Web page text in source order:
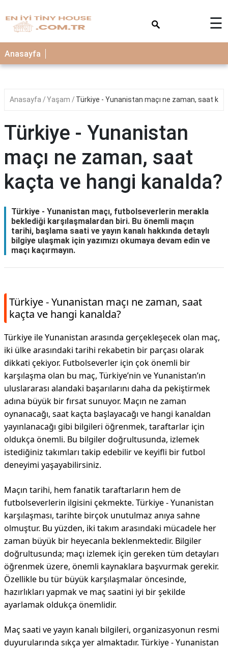
☰
Anasayfa
Anasayfa Yaşam Türkiye - Yunanistan maçı ne zaman, saat
Türkiye - Yunanistan
maçı ne zaman, saat
kaçta ve hangi kanalda?
Türkiye - Yunanistan maçı, futbolseverlerin merakla
beklediği karşılaşmalardan biri. Bu önemli maçın
tarihi, başlama saati ve yayın kanalı hakkında detaylı
bilgiye ulaşmak için yazımızı okumaya devam edin ve
maçı kaçırmayın.
Türkiye - Yunanistan maçı ne zaman, saat
kaçta ve hangi kanalda?
Türkiye ile Yunanistan arasında gerçekleşecek olan maç,
iki ülke arasındaki tarihi rekabetin bir parçası olarak
dikkati çekiyor. Futbolseverler için çok önemli bir
karşılaşma olan bu maç, Türkiye’nin ve Yunanistan’ın
uluslararası alandaki başarılarını daha da pekiştirmek
adına büyük bir fırsat sunuyor. Maçın ne zaman
oynanacağı, saat kaçta başlayacağı ve hangi kanaldan
yayınlanacağı gibi bilgileri öğrenmek, taraftarlar için
oldukça önemli. Bu bilgiler doğrultusunda, izlemek
istediğiniz takımları takip edebilir ve keyifli bir futbol
deneyimi yaşayabilirsiniz.
Maçın tarihi, hem fanatik taraftarların hem de
futbolseverlerin ilgisini çekmekte. Türkiye - Yunanistan
karşılaşması, tarihte birçok unutulmaz anıya sahne
olmuştur. Bu yüzden, iki takım arasındaki mücadele her
zaman büyük bir heyecanla beklenmektedir. Bilgiler
doğrultusunda; maçı izlemek için gereken tüm detayları
öğrenmek üzere, önemli kaynaklara başvurmak gerekir.
Özellikle bu tür büyük karşılaşmalar öncesinde,
hazırlıkları yapmak ve maç saatini iyi bir şekilde
ayarlamak oldukça önemlidir.
Maç saati ve yayın kanalı bilgileri, organizasyonun resmi
duyurularında sıkça yer almaktadır. Türkiye - Yunanistan